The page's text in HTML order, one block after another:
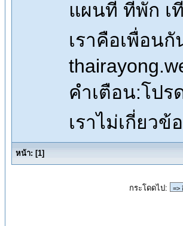
แผนที่ ที่พัก
เราคือเพื่อน
คำเตือน:โปร
เราไม่เกี่ยวข้
หน้า: [1]
กระโดดไป: